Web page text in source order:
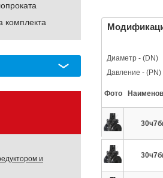
Диаметр - (DN)
Давление - (PN)
Фото
комплекта
и